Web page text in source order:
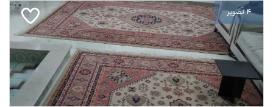
4 تصویر